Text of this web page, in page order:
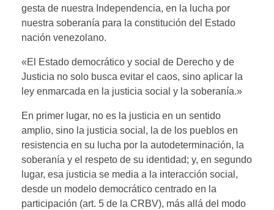
gesta de nuestra Independencia, en la lucha por
nuestra soberanía para la constitución del Estado
nación venezolano.
«El Estado democrático y social de Derecho y de
Justicia no solo busca evitar el caos, sino aplicar la
ley enmarcada en la justicia social y la soberanía.»
En primer lugar, no es la justicia en un sentido
amplio, sino la justicia social, la de los pueblos en
resistencia en su lucha por la autodeterminación, la
soberanía y el respeto de su identidad; y, en segundo
lugar, esa justicia se media a la interacción social,
desde un modelo democrático centrado en la
participación (art. 5 de la CRBV), más allá del modo